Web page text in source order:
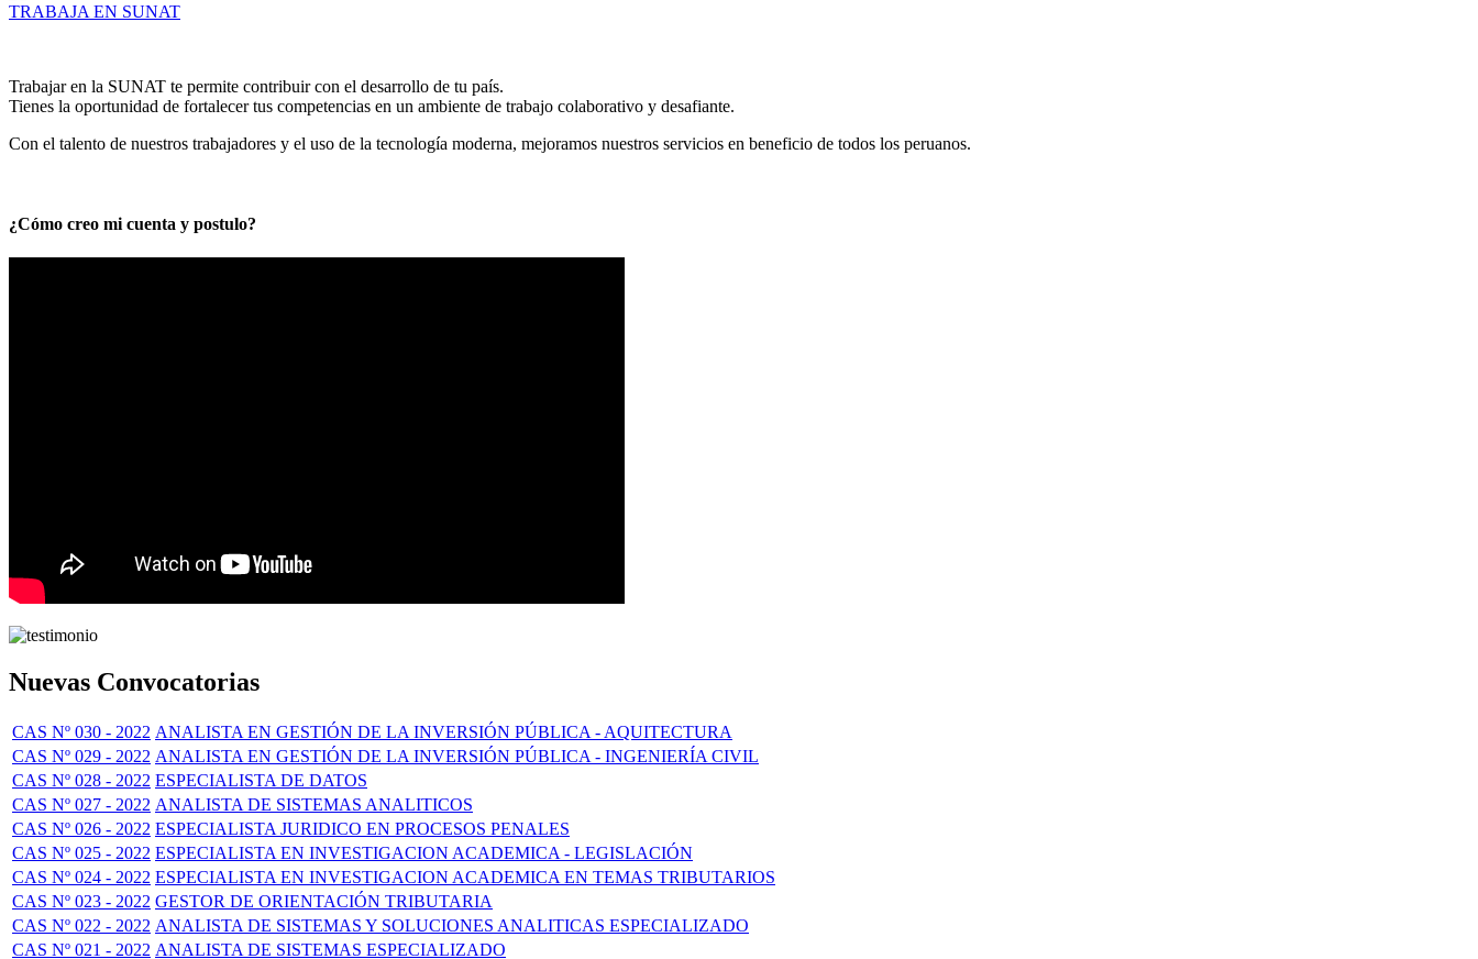
TRABAJA EN SUNAT
Trabajar en la SUNAT te permite contribuir con el desarrollo de tu país.
Tienes la oportunidad de fortalecer tus competencias en un ambiente de trabajo colaborativo y desafiante.
Con el talento de nuestros trabajadores y el uso de la tecnología moderna, mejoramos nuestros servicios en beneficio de todos los peruanos.
¿Cómo creo mi cuenta y postulo?
Nuevas Convocatorias
CAS Nº 030 - 2022 ANALISTA EN GESTIÓN DE LA INVERSIÓN PÚBLICA - AQUITECTURA
CAS Nº 029 - 2022 ANALISTA EN GESTIÓN DE LA INVERSIÓN PÚBLICA - INGENIERÍA CIVIL
CAS Nº 028 - 2022 ESPECIALISTA DE DATOS
CAS Nº 027 - 2022 ANALISTA DE SISTEMAS ANALITICOS
CAS Nº 026 - 2022 ESPECIALISTA JURIDICO EN PROCESOS PENALES
CAS Nº 025 - 2022 ESPECIALISTA EN INVESTIGACION ACADEMICA - LEGISLACIÓN
CAS Nº 024 - 2022 ESPECIALISTA EN INVESTIGACION ACADEMICA EN TEMAS TRIBUTARIOS
CAS Nº 023 - 2022 GESTOR DE ORIENTACIÓN TRIBUTARIA
CAS Nº 022 - 2022 ANALISTA DE SISTEMAS Y SOLUCIONES ANALITICAS ESPECIALIZADO
CAS Nº 021 - 2022 ANALISTA DE SISTEMAS ESPECIALIZADO